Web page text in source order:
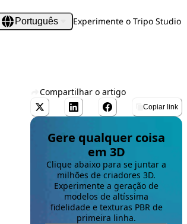
Português Experimente o Tripo Studio
Compartilhar o artigo
Copiar link
Gere qualquer coisa
em 3D
Clique abaixo para se juntar a
milhões de criadores 3D.
Experimente a geração de
modelos de altíssima
fidelidade e texturas PBR de
primeira linha.